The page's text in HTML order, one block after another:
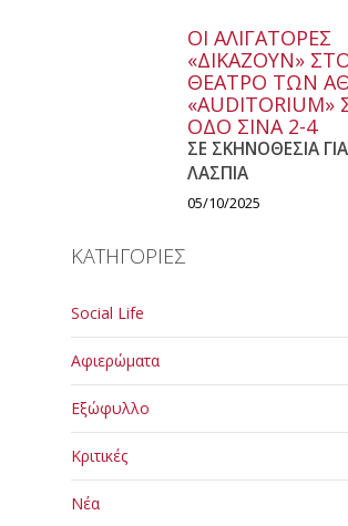
ΟΙ ΑΛΙΓΑΤΟΡΕΣ
«ΔΙΚΑΖΟΥΝ»
ΘΕΑΤΡΟ ΤΩΝ
«AUDITORIUM»
ΟΔΟ ΣΙΝΑ 2-4
ΣΕ ΣΚΗΝΟΘΕΣΙΑ
ΛΑΣΠΙΑ
05/10/2025
ΚΑΤΗΓΟΡΙΕΣ
Social Life
Αφιερώματα
Εξώφυλλο
Κριτικές
Νέα